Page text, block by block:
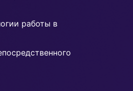
работы в